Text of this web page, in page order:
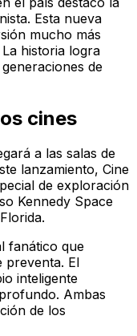
Esta nueva
mucho más
historia logra
de
cines
a las salas de
lanzamiento, Cine
de exploración
Kennedy Space
fanático que
preventa. El
inteligente
Ambas
de los